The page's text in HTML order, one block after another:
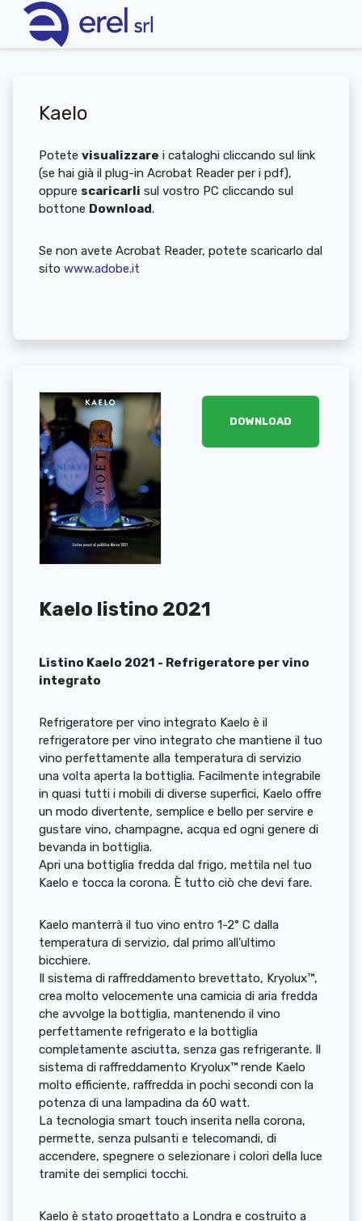
Kaelo
Potete visualizzare i cataloghi cliccando sul link
(se hai già il plug-in Acrobat Reader per i pdf),
oppure scaricarli sul vostro PC cliccando sul
bottone Download.
Se non avete Acrobat Reader, potete scaricarlo dal
sito www.adobe.it
DOWNLOAD
Kaelo listino 2021
Listino Kaelo 2021 - Refrigeratore per vino
integrato
Refrigeratore per vino integrato Kaelo è il
refrigeratore per vino integrato che mantiene il tuo
vino perfettamente alla temperatura di servizio
una volta aperta la bottiglia. Facilmente integrabile
in quasi tutti i mobili di diverse superfici, Kaelo offre
un modo divertente, semplice e bello per servire e
gustare vino, champagne, acqua ed ogni genere di
bevanda in bottiglia.
Apri una bottiglia fredda dal frigo, mettila nel tuo
Kaelo e tocca la corona. È tutto ciò che devi fare.
Kaelo manterrà il tuo vino entro 1-2° C dalla
temperatura di servizio, dal primo all’ultimo
bicchiere.
Il sistema di raffreddamento brevettato, Kryolux™,
crea molto velocemente una camicia di aria fredda
che avvolge la bottiglia, mantenendo il vino
perfettamente refrigerato e la bottiglia
completamente asciutta, senza gas refrigerante. Il
sistema di raffreddamento Kryolux™ rende Kaelo
molto efficiente, raffredda in pochi secondi con la
potenza di una lampadina da 60 watt.
La tecnologia smart touch inserita nella corona,
permette, senza pulsanti e telecomandi, di
accendere, spegnere o selezionare i colori della luce
tramite dei semplici tocchi.
Kaelo è stato progettato a Londra e costruito a